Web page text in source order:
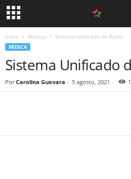
Inicio Musica Sistema Unificado de Ruido
MUSICA
Sistema Unificado
Por Carolina Guevara - 5 agosto, 2021